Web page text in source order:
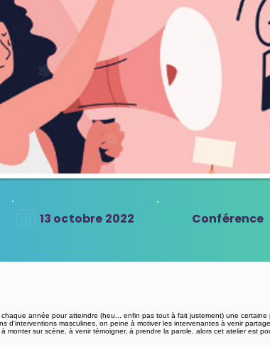
13 octobre 2022 Conférence
année pour atteindre (heu... enfin pas tout à fait justement) une
d'interventions masculines, on peine à motiver les intervenantes à venir
monter sur scène, à venir témoigner, à prendre la parole, alors cet atelier est